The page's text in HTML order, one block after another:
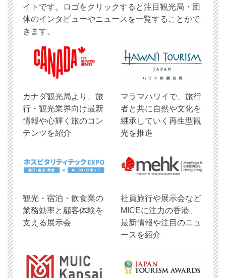
イトです。ロゴをクリックすると注目観光局・団
体のインタビューやニュースを一覧することがで
きます。
​カナダ観光局より、旅
行・観光業界向け最新
情報や心輝く旅のコン
テンツを紹介
マラマハワイで、旅行
者と共に自然や文化を
継承していく再生型観
光を推進
観光・宿泊・飲食業の
業務効率と顧客体験を
支える展示会
社員旅行や展示会など
MICEに注力の香港、
最新情報や注目のニュ
ースを紹介